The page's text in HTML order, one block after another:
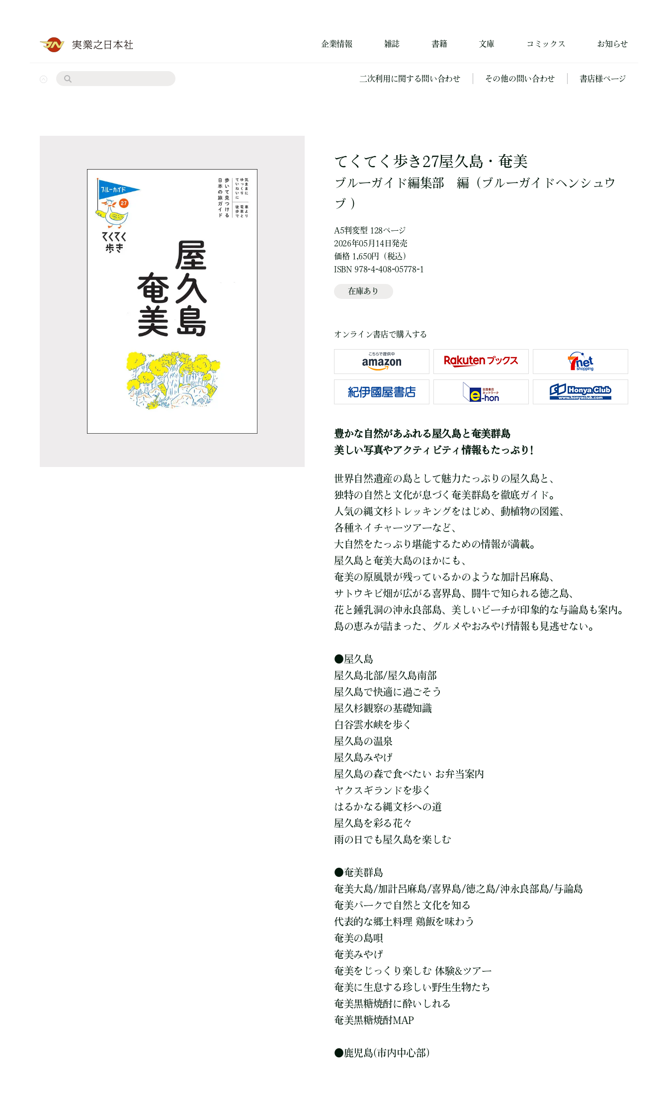
企業情報 雑誌 書籍 文庫 コミックス お知らせ
二次利用に関する問い合わせ その他の問い合わせ 書店様ページ
てくてく歩き27屋久島・奄美
ブルーガイド編集部 編 （ブルーガイドヘンシュウ
ブ ）
A5判変型 128ページ
2026年05月14日発売
価格 1,650円（税込）
ISBN 978-4-408-05778-1
在庫あり
オンライン書店で購入する
豊かな自然があふれる屋久島と奄美群島
美しい写真やアクティビティ情報もたっぷり!
世界自然遺産の島として魅力たっぷりの屋久島と、
独特の自然と文化が息づく奄美群島を徹底ガイド。
人気の縄文杉トレッキングをはじめ、動植物の図鑑、
各種ネイチャーツアーなど、
大自然をたっぷり堪能するための情報が満載。
屋久島と奄美大島のほかにも、
奄美の原風景が残っているかのような加計呂麻島、
サトウキビ畑が広がる喜界島、闘牛で知られる徳之島、
花と鍾乳洞の沖永良部島、美しいビーチが印象的な与論島も案内。
島の恵みが詰まった、グルメやおみやげ情報も見逃せない。
●屋久島
屋久島北部/屋久島南部
屋久島で快適に過ごそう
屋久杉観察の基礎知識
白谷雲水峡を歩く
屋久島の温泉
屋久島みやげ
屋久島の森で食べたい お弁当案内
ヤクスギランドを歩く
はるかなる縄文杉への道
屋久島を彩る花々
雨の日でも屋久島を楽しむ
●奄美群島
奄美大島/加計呂麻島/喜界島/徳之島/沖永良部島/与論島
奄美パークで自然と文化を知る
代表的な郷土料理 鶏飯を味わう
奄美の島唄
奄美みやげ
奄美をじっくり楽しむ 体験&ツアー
奄美に生息する珍しい野生生物たち
奄美黒糖焼酎に酔いしれる
奄美黒糖焼酎MAP
●鹿児島(市内中心部)